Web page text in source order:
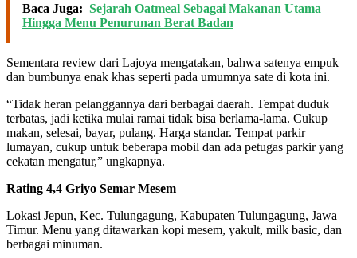
Baca Juga: Sejarah Oatmeal Sebagai Makanan Utama
Hingga Menu Penurunan Berat Badan
Sementara review dari Lajoya mengatakan, bahwa satenya empuk
dan bumbunya enak khas seperti pada umumnya sate di kota ini.
“Tidak heran pelanggannya dari berbagai daerah. Tempat duduk
terbatas, jadi ketika mulai ramai tidak bisa berlama-lama. Cukup
makan, selesai, bayar, pulang. Harga standar. Tempat parkir
lumayan, cukup untuk beberapa mobil dan ada petugas parkir yang
cekatan mengatur,” ungkapnya.
Rating 4,4 Griyo Semar Mesem
Lokasi Jepun, Kec. Tulungagung, Kabupaten Tulungagung, Jawa
Timur. Menu yang ditawarkan kopi mesem, yakult, milk basic, dan
berbagai minuman.